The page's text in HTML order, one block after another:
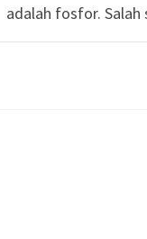
adalah fosfor.